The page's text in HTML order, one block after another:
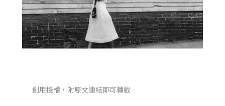
創用授權，附原文連結即可轉載